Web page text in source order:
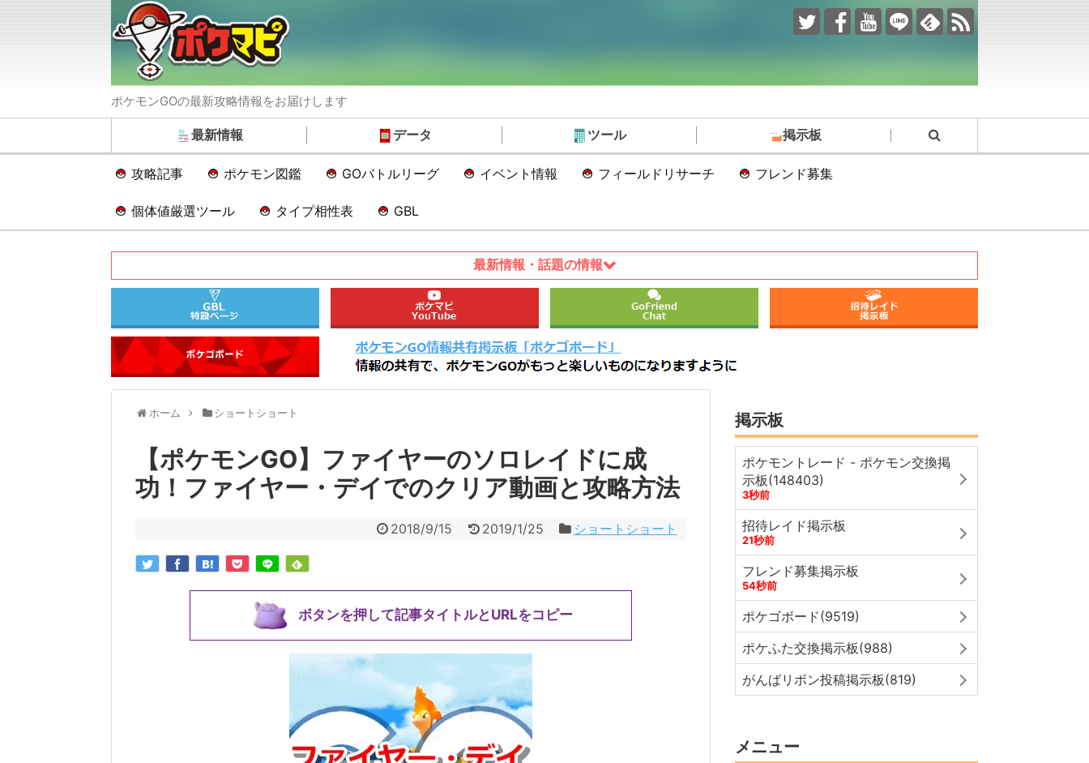
ポケモンGOの最新攻略情報をお届けします
最新情報 データ ツール 掲示板
攻略記事 ポケモン図鑑 GOバトルリーグ イベント情報 フィールドリサーチ フレンド募集
個体値厳選ツール タイプ相性表 GBL
最新情報・話題の情報
ホーム ショートショート
【ポケモンGO】ファイヤーのソロレイドに成
功！ファイヤー・デイでのクリア動画と攻略方法
2018/9/15 2019/1/25 ショートショート
ボタンを押して記事タイトルとURLをコピー
掲示板
ポケモントレード - ポケモン交換掲
示板(148403)
3秒前
招待レイド掲示板
21秒前
フレンド募集掲示板
54秒前
ポケゴボード(9519)
ポケふた交換掲示板(988)
がんばリボン投稿掲示板(819)
メニュー